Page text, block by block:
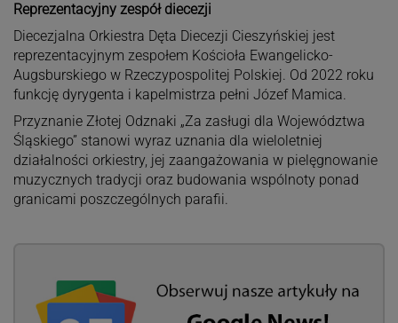
Reprezentacyjny zespół diecezji
Diecezjalna Orkiestra Dęta Diecezji Cieszyńskiej jest
reprezentacyjnym zespołem Kościoła Ewangelicko-
Augsburskiego w Rzeczypospolitej Polskiej. Od 2022 roku
funkcję dyrygenta i kapelmistrza pełni Józef Mamica.
Przyznanie Złotej Odznaki „Za zasługi dla Województwa
Śląskiego” stanowi wyraz uznania dla wieloletniej
działalności orkiestry, jej zaangażowania w pielęgnowanie
muzycznych tradycji oraz budowania wspólnoty ponad
granicami poszczególnych parafii.